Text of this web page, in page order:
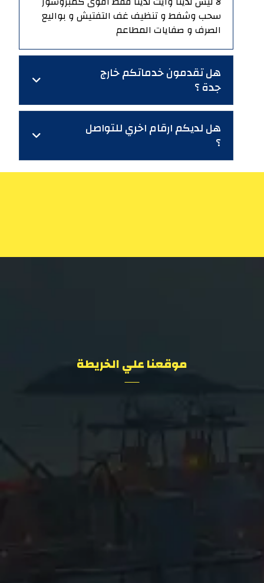
سحب وشفط و تنظيف غف التفتيش و بواليع
الصرف و صفايات المطاعم
هل تقدمون خدماتكم خارج
جدة ؟
هل لديكم ارقام اخري للتواصل
؟
موقعنا علي الخريطة